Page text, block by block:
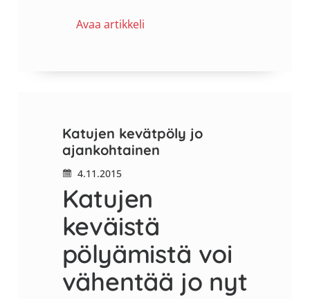
Avaa artikkeli
Katujen kevätpöly jo
ajankohtainen
4.11.2015
Katujen
keväistä
pölyämistä voi
vähentää jo nyt